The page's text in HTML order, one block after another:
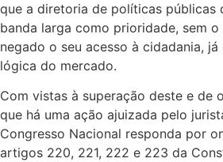
que a diretoria de políticas públicas
banda larga como prioridade, sem
negado o seu acesso à cidadania,
lógica do mercado.
Com vistas à superação deste e de
que há uma ação ajuizada pelo
Congresso Nacional responda por
artigos 220, 221, 222 e 223 da